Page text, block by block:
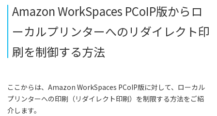
Amazon WorkSpaces PCoIP版からロ
ーカルプリンターへのリダイレクト印
刷を制御する方法
ここからは、Amazon WorkSpaces PCoIP版に対して、ローカル
プリンターへの印刷（リダイレクト印刷）を制限する方法をご紹
介します。